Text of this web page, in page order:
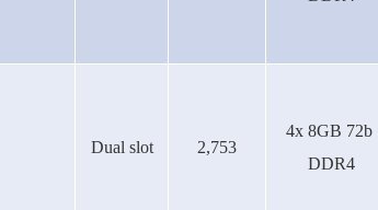
Dual slot 2,753
4x 8GB 72b
DDR4